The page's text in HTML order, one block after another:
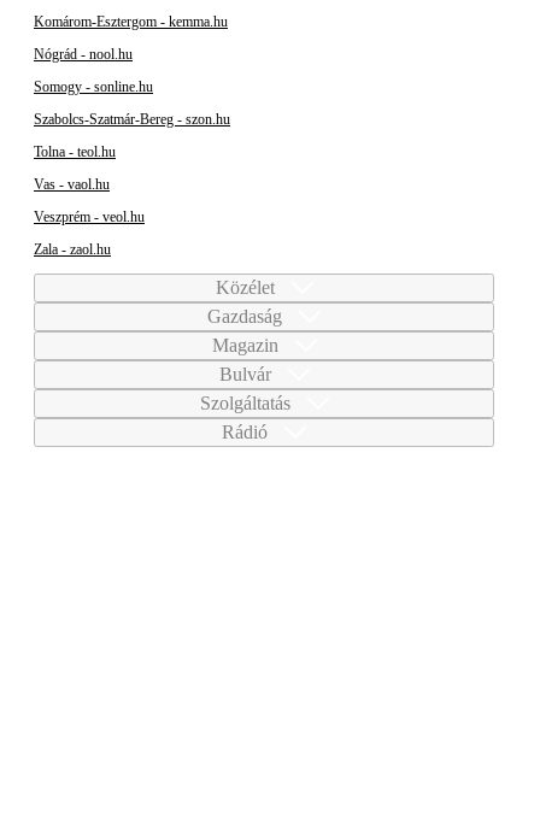
Komárom-Esztergom - kemma.hu
Nógrád - nool.hu
Somogy - sonline.hu
Szabolcs-Szatmár-Bereg - szon.hu
Tolna - teol.hu
Vas - vaol.hu
Veszprém - veol.hu
Zala - zaol.hu
Közélet
Gazdaság
Magazin
Bulvár
Szolgáltatás
Rádió